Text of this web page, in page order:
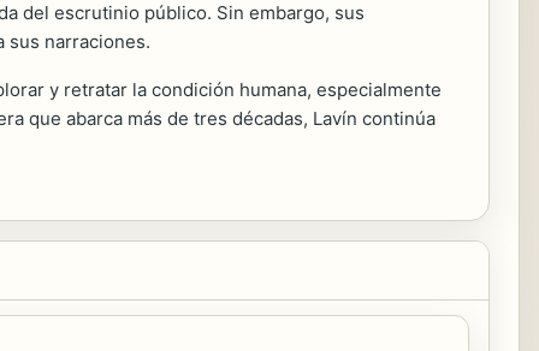
del escrutinio público. Sin embargo, sus
sus narraciones.
y retratar la condición humana, especialmente
que abarca más de tres décadas, Lavín continúa